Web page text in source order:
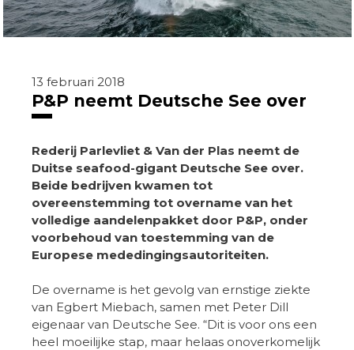
13 februari 2018
P&P neemt Deutsche See over
Rederij Parlevliet & Van der Plas neemt de
Duitse seafood-gigant Deutsche See over.
Beide bedrijven kwamen tot
overeenstemming tot overname van het
volledige aandelenpakket door P&P, onder
voorbehoud van toestemming van de
Europese mededingingsautoriteiten.
De overname is het gevolg van ernstige ziekte
van Egbert Miebach, samen met Peter Dill
eigenaar van Deutsche See. “Dit is voor ons een
heel moeilijke stap, maar helaas onoverkomelijk